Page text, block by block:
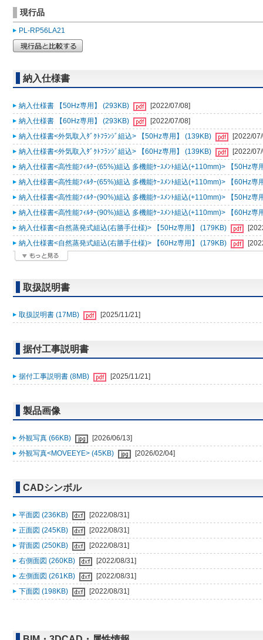
現行品
PL-RP56LA21
納入仕様書
納入仕様書 【50Hz専用】 (293KB)
[2022/07/08]
納入仕様書 【60Hz専用】 (293KB)
[2022/07/08]
納入仕様書<外気取入ﾀﾞｸﾄﾌﾗﾝｼﾞ組込> 【50Hz専用】 (139KB)
[2022/
納入仕様書<外気取入ﾀﾞｸﾄﾌﾗﾝｼﾞ組込> 【60Hz専用】 (139KB)
[2022/
納入仕様書<高性能ﾌｨﾙﾀｰ(65%)組込 多機能ｹｰｽﾒﾝﾄ組込(+110mm)> 【50Hz専
納入仕様書<高性能ﾌｨﾙﾀｰ(65%)組込 多機能ｹｰｽﾒﾝﾄ組込(+110mm)> 【60Hz専
納入仕様書<高性能ﾌｨﾙﾀｰ(90%)組込 多機能ｹｰｽﾒﾝﾄ組込(+110mm)> 【50Hz専
納入仕様書<高性能ﾌｨﾙﾀｰ(90%)組込 多機能ｹｰｽﾒﾝﾄ組込(+110mm)> 【60Hz専
納入仕様書<自然蒸発式組込(右勝手仕様)> 【50Hz専用】 (179KB)
納入仕様書<自然蒸発式組込(右勝手仕様)> 【60Hz専用】 (179KB)
取扱説明書
取扱説明書 (17MB) [2025/11/21]
据付工事説明書
据付工事説明書 (8MB) [2025/11/21]
製品画像
外観写真 (66KB)
[2026/06/13]
外観写真<MOVEEYE> (45KB)
[2026/02/04]
CADシンボル
平面図 (236KB)
[2022/08/31]
正面図 (245KB)
[2022/08/31]
背面図 (250KB)
[2022/08/31]
右側面図 (260KB)
[2022/08/31]
左側面図 (261KB)
[2022/08/31]
下面図 (198KB)
[2022/08/31]